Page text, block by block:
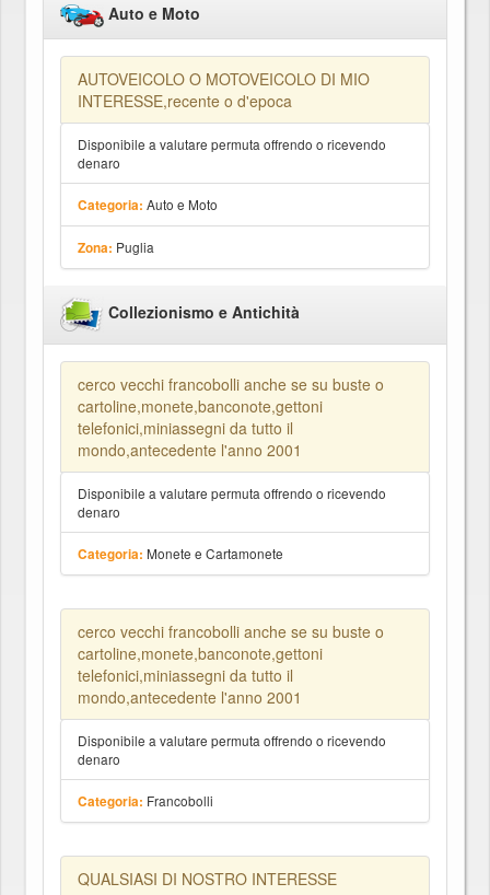
Auto e Moto
AUTOVEICOLO O MOTOVEICOLO DI MIO
INTERESSE,recente o d'epoca
Disponibile a valutare permuta offrendo o ricevendo
denaro
Categoria: Auto e Moto
Zona: Puglia
Collezionismo e Antichità
cerco vecchi francobolli anche se su buste o
cartoline,monete,banconote,gettoni
telefonici,miniassegni da tutto il
mondo,antecedente l'anno 2001
Disponibile a valutare permuta offrendo o ricevendo
denaro
Categoria: Monete e Cartamonete
cerco vecchi francobolli anche se su buste o
cartoline,monete,banconote,gettoni
telefonici,miniassegni da tutto il
mondo,antecedente l'anno 2001
Disponibile a valutare permuta offrendo o ricevendo
denaro
Categoria: Francobolli
QUALSIASI DI NOSTRO INTERESSE